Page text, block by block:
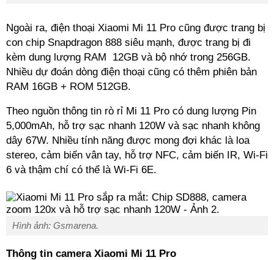
Ngoài ra, điện thoại Xiaomi Mi 11 Pro cũng được trang bị
con chip Snapdragon 888 siêu mạnh, được trang bị đi
kèm dung lượng RAM 12GB và bộ nhớ trong 256GB.
Nhiều dự đoán dòng điện thoại cũng có thêm phiên bản
RAM 16GB + ROM 512GB.
Theo nguồn thông tin rò rỉ Mi 11 Pro có dung lượng Pin
5,000mAh, hỗ trợ sạc nhanh 120W và sạc nhanh không
dây 67W. Nhiều tính năng được mong đợi khác là loa
stereo, cảm biến vân tay, hỗ trợ NFC, cảm biến IR, Wi-Fi
6 và thậm chí có thể là Wi-Fi 6E.
Hình ảnh: Gsmarena.
Thông tin camera Xiaomi Mi 11 Pro